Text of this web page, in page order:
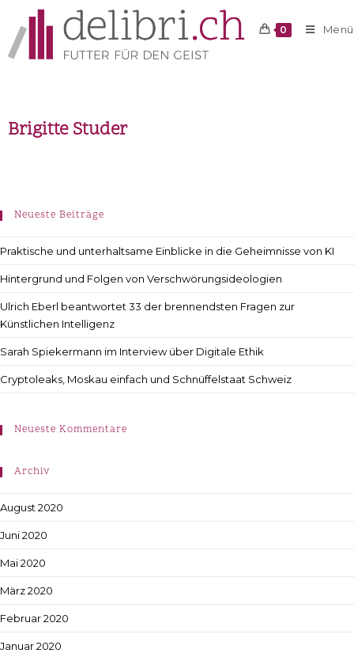
0 Menü
Brigitte Studer
Neueste Beiträge
Praktische und unterhaltsame Einblicke in die Geheimnisse von KI
Hintergrund und Folgen von Verschwörungsideologien
Ulrich Eberl beantwortet 33 der brennendsten Fragen zur
Künstlichen Intelligenz
Sarah Spiekermann im Interview über Digitale Ethik
Cryptoleaks, Moskau einfach und Schnüffelstaat Schweiz
Neueste Kommentare
Archiv
August 2020
Juni 2020
Mai 2020
März 2020
Februar 2020
Januar 2020